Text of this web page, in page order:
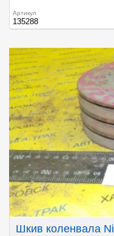
Артикул
135288
Шкив коленвала